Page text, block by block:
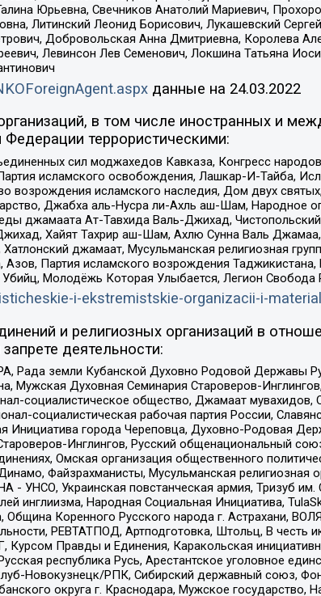
Юрьевна, Свечников Анатолий Мариевич,
Литинский Леонид Борисович, Лукашевский
Добровольская Анна Дмитриевна, Королева
Левинсон Лев Семенович, Локшина Татьяна
данные на 24.03.2022
в том числе иностранных и
террористическими:
сил моджахедов Кавказа, Конгресс
исламского освобождения, Лашкар-И-Тайба,
возрождения исламского наследия, Дом двух
Джабха аль-Нусра ли-Ахль аш-Шам, Народное
джамаата Ат-Тавхида Валь-Джихад,
Хайят Тахрир аш-Шам, Ахлю Сунна Валь Джамаа,
джамаат, Мусульманская религиозная
Партия исламского возрождения
Молодёжь Которая Улыбается, Легион Свобода
i-ekstremistskie-organizacii-i-
и религиозных организаций в
деятельности:
Рада земли Кубанской Духовно Родовой Державы
Мужская Духовная Семинария Староверов-
социалистическое общество, Джамаат
социалистическая рабочая партия России,
Инициатива города Череповца, Духовно-Родовая
Инглингов, Русский общенациональный
Омская организация общественного
Файзрахманисты, Мусульманская религиозная
- УНСО, Украинская повстанческая армия, Тризуб
инглиизма, Народная Социальная Инициатива,
Коренного Русского народа г. Астрахани,
РЕВТАТПОД, Артподготовка, Штольц, В
Правды и Единения, Каракольская
республика Русь, Арестантское уголовное
Новокузнецк/РПК, Сибирский державный союз,
округа г. Краснодара, Мужское